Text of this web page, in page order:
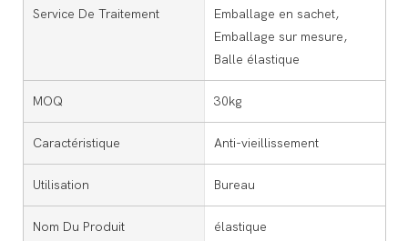
Service De Traitement
Emballage en sachet,
Emballage sur mesure,
Balle élastique
MOQ 30kg
Caractéristique Anti-vieillissement
Utilisation Bureau
Nom Du Produit élastique